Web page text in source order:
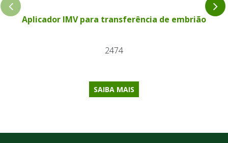
Aplicador IMV para transferência de embrião
2474
SAIBA MAIS